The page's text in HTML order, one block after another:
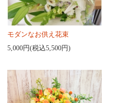
モダンなお供え花束
5,000円(税込5,500円)